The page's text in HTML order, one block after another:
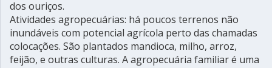
dos ouriços.
Atividades agropecuárias: há poucos terrenos não
inundáveis com potencial agrícola perto das chamadas
colocações. São plantados mandioca, milho, arroz,
feijão, e outras culturas. A agropecuária familiar é uma